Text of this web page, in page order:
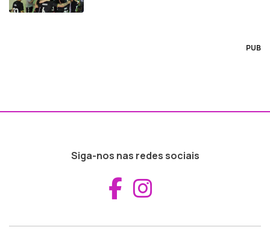
PUB
Siga-nos nas redes sociais
Aceder ao